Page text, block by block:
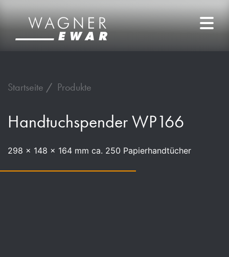
Startseite Produkte
Handtuchspender WP166
298 x 148 x 164 mm ca. 250 Papierhandtücher